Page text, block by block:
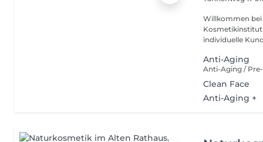
Willkommen bei
individuelle
Anti-Aging
Clean Face
Anti-Aging +